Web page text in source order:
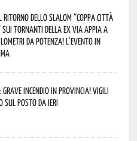
ritorno dello slalom “Coppa Città
sui tornanti della ex via Appia a
da Potenza! L’evento in
grave incendio in Provincia! Vigili
sul posto da ieri